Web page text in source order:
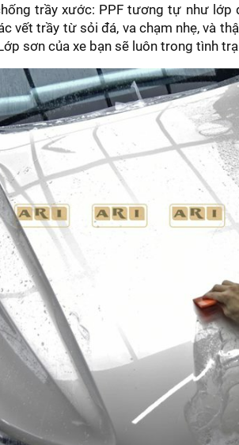
trầy xước: PPF tương tự như lớp
vết trầy từ sỏi đá, va chạm nhẹ, và
sơn của xe bạn sẽ luôn trong tình